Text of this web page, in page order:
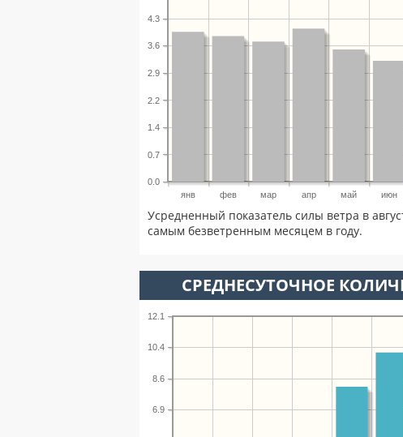
янв фев мар апр май июн
0.0
0.7
1.4
2.2
2.9
3.6
4.3
Усредненный показатель силы ветра в
самым безветренным месяцем в году.
СРЕДНЕСУТОЧНОЕ
6.9
8.6
10.4
12.1